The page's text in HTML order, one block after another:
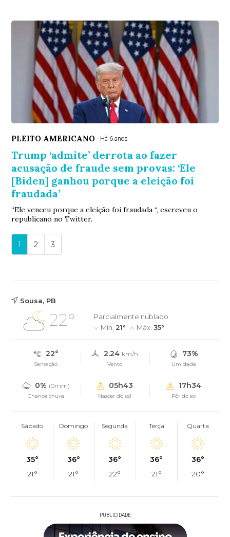
PLEITO AMERICANO Há 6 anos
Trump ‘admite’ derrota ao fazer
acusação de fraude sem provas: ‘Ele
[Biden] ganhou porque a eleição foi
fraudada’
“Ele venceu porque a eleição foi fraudada “, escreveu o
republicano no Twitter.
1 2 3
Sousa, PB
22°
Parcialmente nublado
Mín. 21° Máx.35°
22°
Sensação
2.24 km/h
Vento
73%
Umidade
0% (0mm)
Chance chuva
05h43
Nascer do sol
17h34
Pôr do sol
Sábado
35°
21°
Domingo
36°
21°
Segunda
36°
22°
Terça
36°
21°
Quarta
36°
20°
PUBLICIDADE